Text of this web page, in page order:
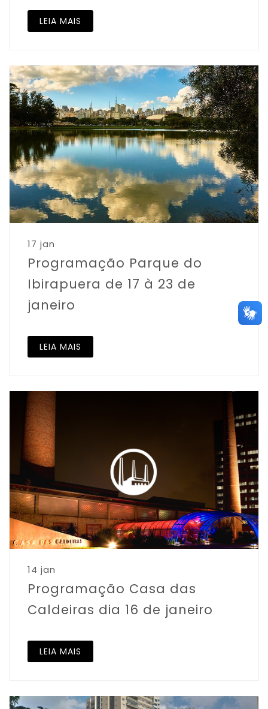
LEIA MAIS
17 jan
Programação Parque do
Ibirapuera de 17 à 23 de
janeiro
LEIA MAIS
14 jan
Programação Casa das
Caldeiras dia 16 de janeiro
LEIA MAIS